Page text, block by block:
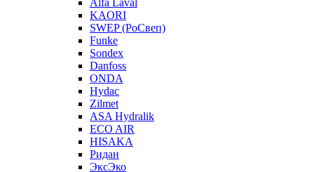
Alfa Laval
KAORI
SWEP (РоСвеп)
Funke
Sondex
Danfoss
ONDA
Hydac
Zilmet
ASA Hydralik
ECO AIR
HISAKA
Ридан
ЭксЭко